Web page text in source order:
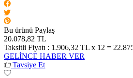
Bu ürünü Paylaş
20.078,82 TL
Taksitli Fiyatı : 1.906,32 TL x 12 =
GELİNCE HABER VER
Tavsiye Et